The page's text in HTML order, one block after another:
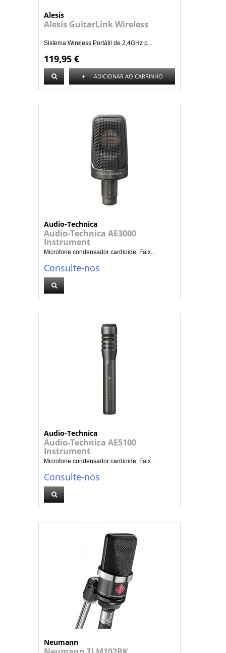
Alesis
Alesis GuitarLink Wireless
Sistema Wireless Portátil de 2,4GHz p...
119,95 €
+ ADICIONAR AO CARRINHO
Audio-Technica
Audio-Technica AE3000
Instrument
Microfone condensador cardioide. Faix...
Consulte-nos
Audio-Technica
Audio-Technica AE5100
Instrument
Microfone condensador cardioide. Faix...
Consulte-nos
Neumann